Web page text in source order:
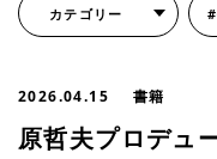
カテゴリー
2026.04.15 書籍
原哲夫プロデュ